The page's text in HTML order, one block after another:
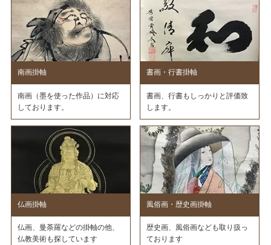
南画掛軸
南画（墨を使った作品）に対応
しております。
書画・行書掛軸
書画、行書もしっかりと評価致
します。
仏画掛軸
仏画、曼荼羅などの掛軸の他、
仏教美術も探しています
風俗画・歴史画掛軸
歴史画、風俗画なども取り扱っ
ております